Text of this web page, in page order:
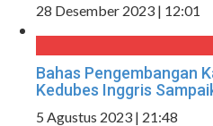
28 Desember 2023 | 12:01
Bahas Pengembangan
Kedubes Inggris
5 Agustus 2023 | 21:48